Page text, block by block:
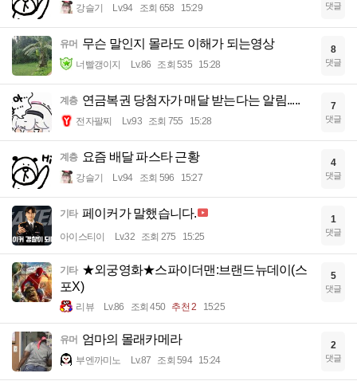
강슬기 Lv.94 조회 658 15:29 댓글
유머 무슨 말인지 몰라도 이해가 되는영상
너빨갱이지 Lv.86 조회 535 15:28
8
댓글
계층 연금복권 당첨자가 매달 받는다는 알림.....
전자팔찌 Lv.93 조회 755 15:28
7
댓글
계층 요즘 배달 파스타 근황
강슬기 Lv.94 조회 596 15:27
4
댓글
기타 페이커가 말했습니다.
아이스티이 Lv.32 조회 275 15:25
1
댓글
기타 ★외궁영화★스파이더맨:브랜드뉴데이(스
포X)
리뷰 Lv.86 조회 450 추천 2 15:25
5
댓글
유머 엄마의 몰래카메라
부엔까미노 Lv.87 조회 594 15:24
2
댓글